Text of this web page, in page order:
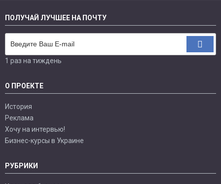
ПОЛУЧАЙ ЛУЧШЕЕ НА ПОЧТУ
1 раз на тиждень
О ПРОЕКТЕ
История
Реклама
Хочу на интервью!
Бизнес-курсы в Украине
РУБРИКИ